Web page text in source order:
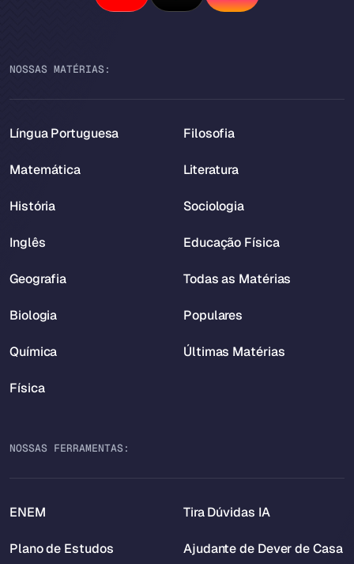
NOSSAS MATÉRIAS:
Língua Portuguesa
Matemática
História
Inglês
Geografia
Biologia
Química
Física
Filosofia
Literatura
Sociologia
Educação Física
Todas as Matérias
Populares
Últimas Matérias
NOSSAS FERRAMENTAS:
ENEM
Plano de Estudos
Tira Dúvidas IA
Ajudante de Dever de Casa